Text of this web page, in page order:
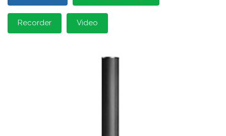
Recorder Video